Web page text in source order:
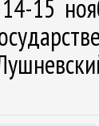
15